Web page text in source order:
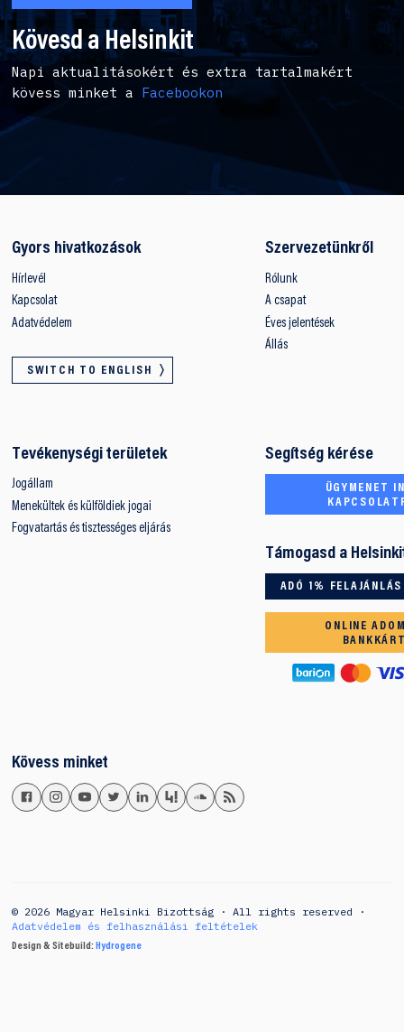
Kövesd a Helsinkit
Napi aktualitásokért és extra tartalmakért
kövess minket a Facebookon
Gyors hivatkozások
Hírlevél
Kapcsolat
Adatvédelem
SWITCH TO ENGLISH
Szervezetünkről
Rólunk
A csapat
Éves jelentések
Állás
Tevékenységi területek
Jogállam
Menekültek és külföldiek jogai
Fogvatartás és tisztességes eljárás
Segítség kérése
ÜGYMENET
Támogasd a
ADÓ 1% FELAJÁNLÁS
ONLINE
Kövess minket
© 2026 Magyar Helsinki Bizottság · All rights reserved ·
Adatvédelem és felhasználási feltételek
Design & Sitebuild: Hydrogene